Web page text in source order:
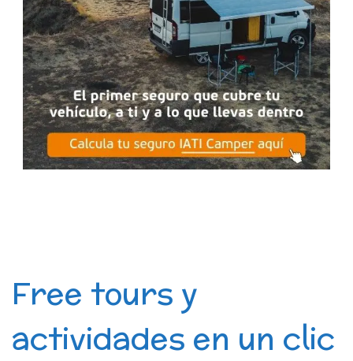
Free tours y
actividades en un clic